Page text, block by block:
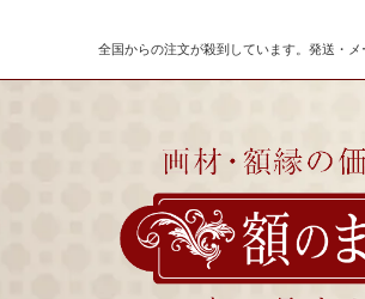
全国からの注文が殺到しています。発送・